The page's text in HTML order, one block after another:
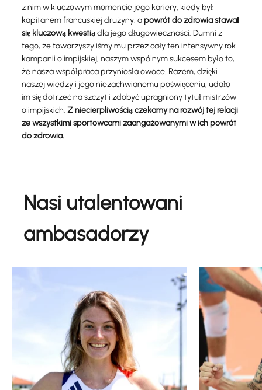
z nim w kluczowym momencie jego kariery, kiedy był
kapitanem francuskiej drużyny, apowrót do zdrowia stawał
się kluczową kwestiądla jego długowieczności. Dumni z
tego, że towarzyszyliśmy mu przez cały ten intensywny rok
kampanii olimpijskiej, naszym wspólnym sukcesem było to,
że nasza współpraca przyniosła owoce. Razem, dzięki
naszej wiedzy i jego niezachwianemu poświęceniu, udało
im się dotrzeć na szczyt i zdobyć upragniony tytuł mistrzów
olimpijskich. Z niecierpliwością czekamy na rozwój tej relacji
ze wszystkimi sportowcami zaangażowanymi w ich powrót
do zdrowia.
Nasi utalentowani
ambasadorzy